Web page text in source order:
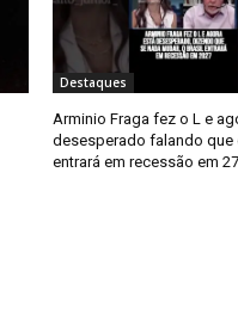
Destaques
Arminio Fraga fez o L e
desesperado falando que
entrará em recessão em